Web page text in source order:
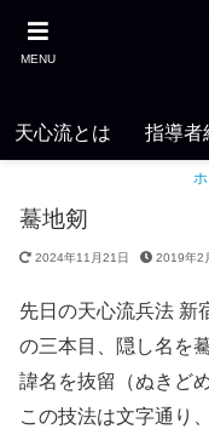
MENU
天心流とは 指導者
驀地剱
2024年11月21日 2019年2
先日の天心流兵法 新
の三本目、隠し名を
諱名を抜留（ぬきど
この技法は文字通り